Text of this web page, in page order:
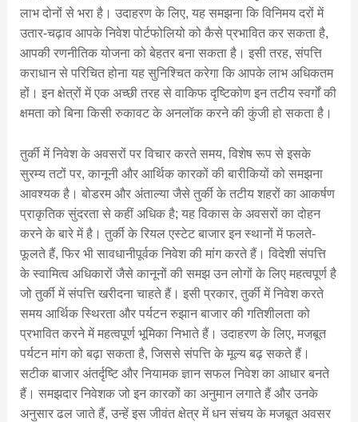
लाभ दोनों से भरा है। उदाहरण के लिए, यह समझना कि विनिमय दरों में
उतार-चढ़ाव आपके निवेश पोर्टफोलियो को कैसे प्रभावित कर सकता है,
आपकी रणनीतिक योजना को बेहतर बना सकता है। इसी तरह, संपत्ति
कराधान से परिचित होना यह सुनिश्चित करेगा कि आपके लाभ अधिकतम
हों। इन क्षेत्रों में एक अच्छी तरह से वाकिफ दृष्टिकोण इन तटीय स्वर्गों की
क्षमता को बिना किसी रुकावट के अनलॉक करने की कुंजी हो सकता है।
तुर्की में निवेश के अवसरों पर विचार करते समय, विशेष रूप से इसके
सुरम्य तटों पर, कानूनी और आर्थिक कारकों की बारीकियों को समझना
आवश्यक है। बोडरम और अंताल्या जैसे तुर्की के तटीय शहरों का आकर्षण
प्राकृतिक सुंदरता से कहीं अधिक है; यह विकास के अवसरों का दोहन
करने के बारे में है। तुर्की के रियल एस्टेट बाजार इन स्थानों में फलते-
फूलते हैं, फिर भी सावधानीपूर्वक निवेश की मांग करते हैं। विदेशी संपत्ति
के स्वामित्व अधिकारों जैसे कानूनों की समझ उन लोगों के लिए महत्वपूर्ण है
जो तुर्की में संपत्ति खरीदना चाहते हैं। इसी प्रकार, तुर्की में निवेश करते
समय आर्थिक स्थिरता और पर्यटन रुझान बाजार की गतिशीलता को
प्रभावित करने में महत्वपूर्ण भूमिका निभाते हैं। उदाहरण के लिए, मजबूत
पर्यटन मांग को बढ़ा सकता है, जिससे संपत्ति के मूल्य बढ़ सकते हैं।
सटीक बाजार अंतर्दृष्टि और नियामक ज्ञान सफल निवेश का आधार बनते
हैं। समझदार निवेशक जो इन कारकों का अनुमान लगाते हैं और उनके
अनुसार ढल जाते हैं, उन्हें इस जीवंत क्षेत्र में धन संचय के मजबूत अवसर